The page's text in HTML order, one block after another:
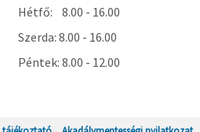
Hétfő: 8.00 - 16.00
Szerda: 8.00 - 16.00
Péntek: 8.00 - 12.00